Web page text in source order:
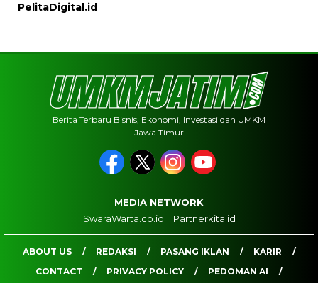
PelitaDigital.id
Berita Terbaru Bisnis, Ekonomi, Investasi dan UMKM
Jawa Timur
MEDIA NETWORK
SwaraWarta.co.id
Partnerkita.id
ABOUT US REDAKSI PASANG IKLAN
KARIR
CONTACT
PRIVACY POLICY PEDOMAN AI